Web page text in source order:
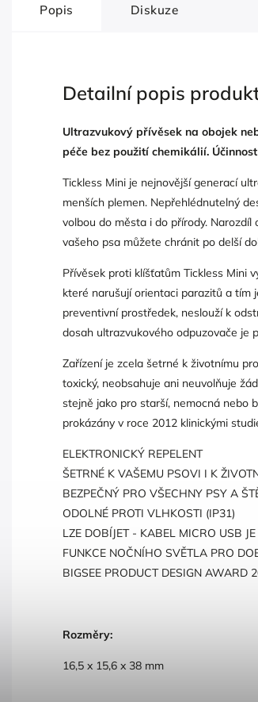
Popis Diskuze
Detailní popis
Ultrazvukový přívěsek na obojek
péče bez použití chemikálií.
Tickless Mini je nejnovější generací
menších plemen. Nepřehlédnutelný
volbou do města i do přírody.
vašeho psa můžete chránit po delší
Přívěsek proti klíšťatům Tickless Mini
které narušují orientaci parazitů a tím
preventivní prostředek, neslouží k
dosah ultrazvukového odpuzovače je
Zařízení je zcela šetrné k životnímu
toxický, neobsahuje ani neuvolňuje
stejně jako pro starší, nemocná nebo
prokázány v roce 2012 klinickými
ELEKTRONICKÝ REPELENT
ŠETRNÉ K VAŠEMU PSOVI I K
BEZPEČNÝ PRO VŠECHNY PSY A
ODOLNÉ PROTI VLHKOSTI (IP31)
LZE DOBÍJET - KABEL MICRO USB
FUNKCE NOČNÍHO SVĚTLA PRO
BIGSEE PRODUCT DESIGN AWARD
Rozměry:
16,5 x 15,6 x 38 mm